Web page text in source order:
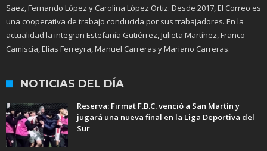
Saez, Fernando López y Carolina López Ortiz. Desde 2017, El Correo es
una cooperativa de trabajo conducida por sus trabajadores. En la
actualidad la integran Estefanía Gutiérrez, Julieta Martínez, Franco
Camiscia, Elías Ferreyra, Manuel Carreras y Mariano Carreras.
NOTICIAS DEL DÍA
Reserva: Firmat F.B.C. venció a San Martín y
jugará una nueva final en la Liga Deportiva del
Sur